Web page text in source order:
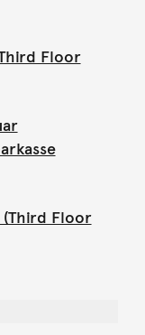
Floor
(Third Floor